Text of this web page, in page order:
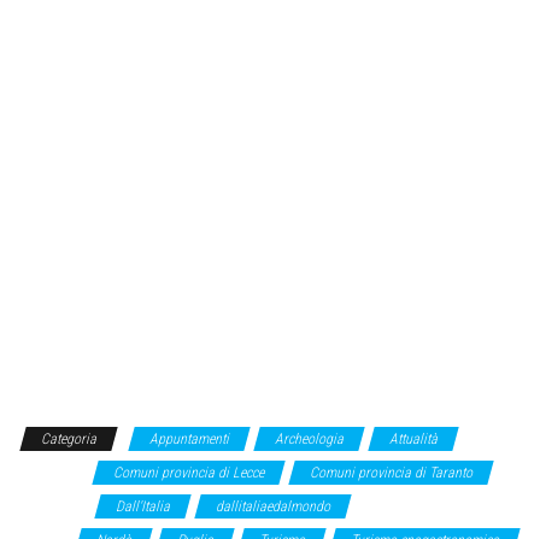
Categoria Appuntamenti Archeologia Attualità
Comuni provincia di Lecce
Comuni provincia di Taranto
Dall'Italia dallitaliaedalmondo